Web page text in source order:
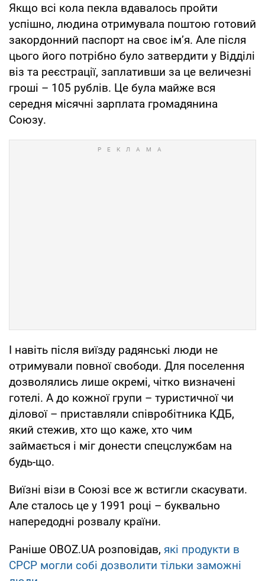
Якщо всі кола пекла вдавалось пройти
успішно, людина отримувала поштою готовий
закордонний паспорт на своє ім’я. Але після
цього його потрібно було затвердити у Відділі
віз та реєстрації, заплативши за це величезні
гроші – 105 рублів. Це була майже вся
середня місячні зарплата громадянина
Союзу.
І навіть після виїзду радянські люди не
отримували повної свободи. Для поселення
дозволялись лише окремі, чітко визначені
готелі. А до кожної групи – туристичної чи
ділової – приставляли співробітника КДБ,
який стежив, хто що каже, хто чим
займається і міг донести спецслужбам на
будь-що.
Виїзні візи в Союзі все ж встигли скасувати.
Але сталось це у 1991 році – буквально
напередодні розвалу країни.
Раніше OBOZ.UA розповідав, які продукти в
СРСР могли собі дозволити тільки заможні